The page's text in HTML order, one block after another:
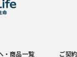
・商品一覧 ご契